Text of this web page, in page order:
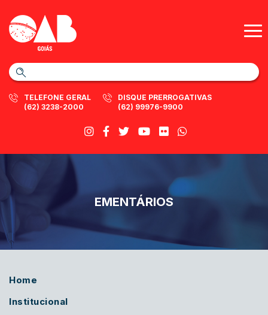
TELEFONE GERAL
(62) 3238-2000
DISQUE PRERROGATIVAS
(62) 99976-9900
EMENTÁRIOS
Home
Institucional